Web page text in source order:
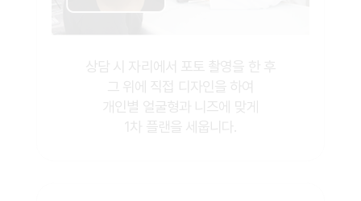
상담 시 자리에서 포토 촬영을 한 후
그 위에 직접 디자인을 하여
개인별 얼굴형과 니즈에 맞게
1차 플랜을 세웁니다.